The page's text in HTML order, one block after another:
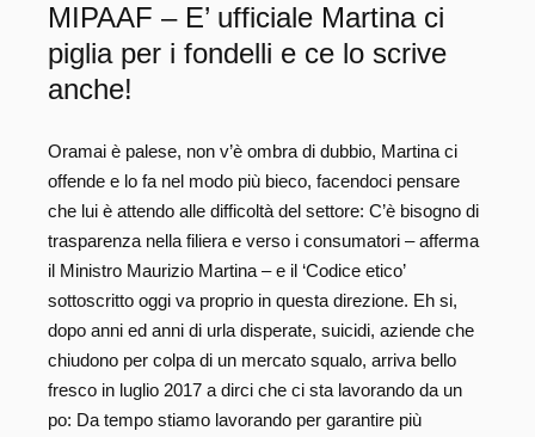
MIPAAF – E’ ufficiale Martina ci
piglia per i fondelli e ce lo scrive
anche!
Oramai è palese, non v’è ombra di dubbio, Martina ci
offende e lo fa nel modo più bieco, facendoci pensare
che lui è attendo alle difficoltà del settore: C’è bisogno di
trasparenza nella filiera e verso i consumatori – afferma
il Ministro Maurizio Martina – e il ‘Codice etico’
sottoscritto oggi va proprio in questa direzione. Eh si,
dopo anni ed anni di urla disperate, suicidi, aziende che
chiudono per colpa di un mercato squalo, arriva bello
fresco in luglio 2017 a dirci che ci sta lavorando da un
po: Da tempo stiamo lavorando per garantire più